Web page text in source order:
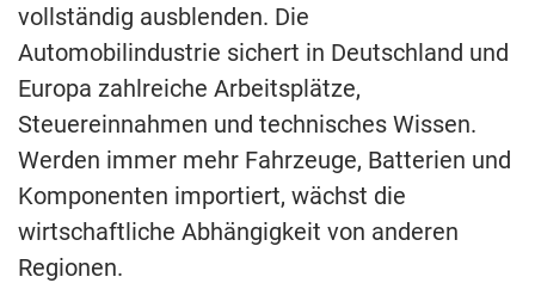
vollständig ausblenden. Die
Automobilindustrie sichert in Deutschland und
Europa zahlreiche Arbeitsplätze,
Steuereinnahmen und technisches Wissen.
Werden immer mehr Fahrzeuge, Batterien und
Komponenten importiert, wächst die
wirtschaftliche Abhängigkeit von anderen
Regionen.